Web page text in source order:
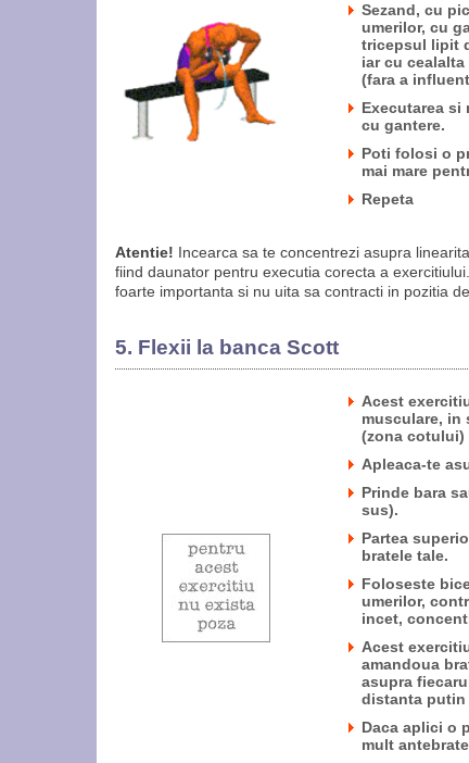
Sezand, cu
umerilor, cu
tricepsul lipit
iar cu
(fara a
Executarea si
cu gantere.
Poti folosi o
mai mare
Repeta
Atentie! Incearca sa te concentrezi asupra
fiind daunator pentru executia corecta a
foarte importanta si nu uita sa contracti in pozitia
5. Flexii la banca Scott
Acest
musculare, in
(zona cotului)
Apleaca-te
Prinde bara
sus).
Partea
bratele tale.
Foloseste
umerilor,
incet,
Acest
amandoua
asupra
distanta putin
Daca aplici o
mult